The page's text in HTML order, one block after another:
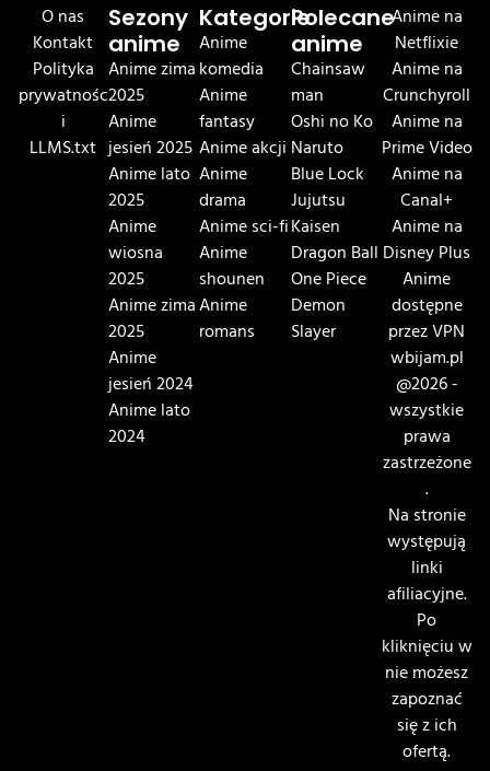
O nas
Kontakt
Polityka
prywatnośc
i
LLMS.txt
Sezony
anime
Anime zima
2025
Anime
jesień 2025
Anime lato
2025
Anime
wiosna
2025
Anime zima
2025
Anime
jesień 2024
Anime lato
2024
Kategorie
Anime
komedia
Anime
fantasy
Anime akcji
Anime
drama
Anime sci-fi
Anime
shounen
Anime
romans
Polecane
anime
Chainsaw
man
Oshi no Ko
Naruto
Blue Lock
Jujutsu
Kaisen
Dragon Ball
One Piece
Demon
Slayer
Anime na
Netflixie
Anime na
Crunchyroll
Anime na
Prime Video
Anime na
Canal+
Anime na
Disney Plus
Anime
dostępne
przez VPN
wbijam.pl
@2026 -
wszystkie
prawa
zastrzeżone
.
Na stronie
występują
linki
afiliacyjne.
Po
kliknięciu w
nie możesz
zapoznać
się z ich
ofertą.